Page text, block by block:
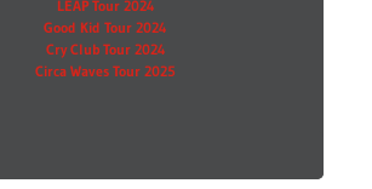
LEAP Tour 2024
Good Kid Tour 2024
Cry Club Tour 2024
Circa Waves Tour 2025